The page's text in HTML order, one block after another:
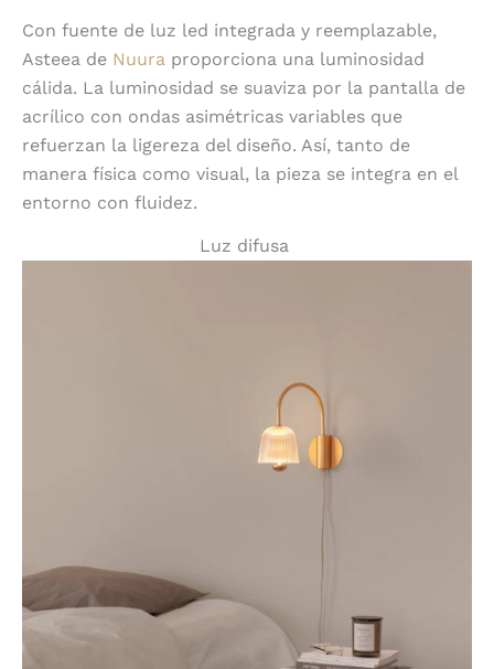
Con fuente de luz led integrada y reemplazable,
Asteea de Nuura proporciona una luminosidad
cálida. La luminosidad se suaviza por la pantalla de
acrílico con ondas asimétricas variables que
refuerzan la ligereza del diseño. Así, tanto de
manera física como visual, la pieza se integra en el
entorno con fluidez.
Luz difusa